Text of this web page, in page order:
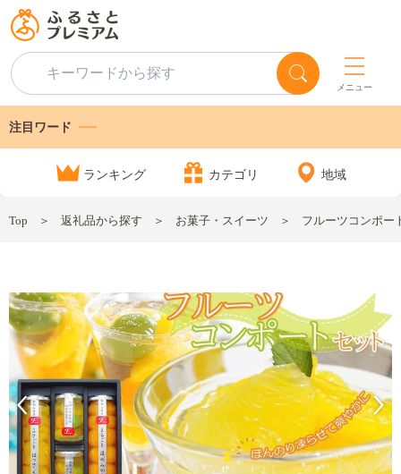
メニュー
注目ワード
ランキング カテゴリ 地域
Top 返礼品から探す お菓子・スイーツ フルーツコンポ